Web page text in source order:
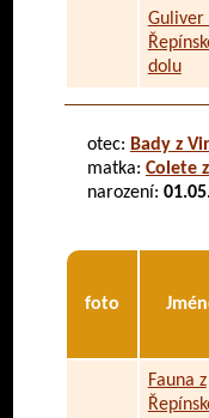
Guliver
dolu
otec: Bady z
matka: Colete
narození:
foto
Fauna z